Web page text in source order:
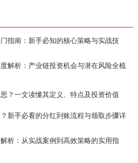
门指南：新手必知的核心策略与实战技
度解析：产业链投资机会与潜在风险全梳
？一文读懂其定义、特点及投资价值
新手必看的分红到账流程与领取步骤详
解析：从实战案例到高效策略的实用指